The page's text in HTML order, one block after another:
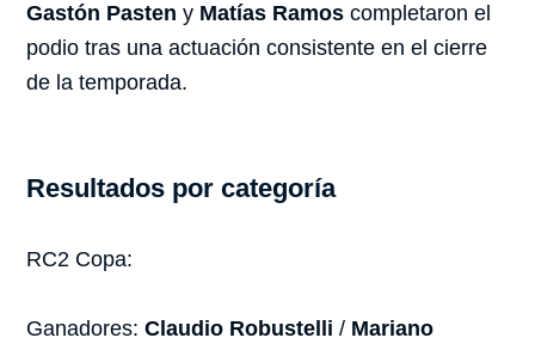
Gastón Pasten y Matías Ramos completaron el
podio tras una actuación consistente en el cierre
de la temporada.
Resultados por categoría
RC2 Copa:
Ganadores:Claudio Robustelli / Mariano